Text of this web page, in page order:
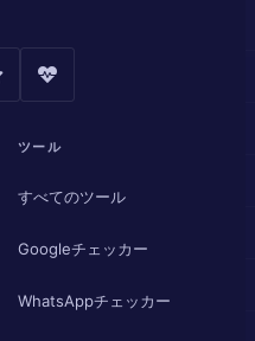
ツール
すべてのツール
Googleチェッカー
WhatsAppチェッカー